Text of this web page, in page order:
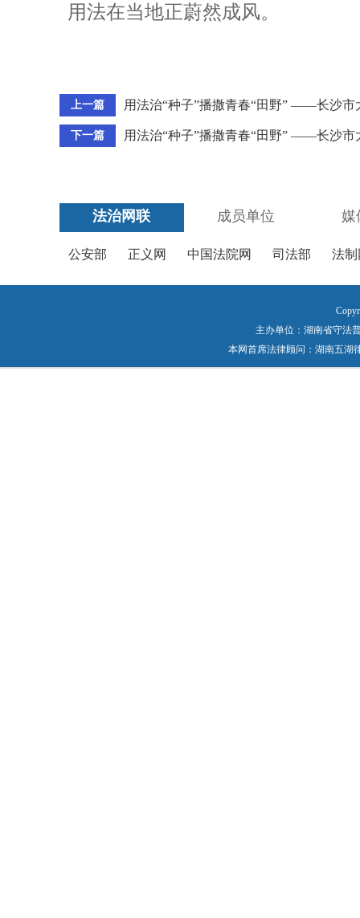
用法在当地正蔚然成风。
上一篇 用法治“种子”播撒青春“田野” ——长沙市
下一篇 用法治“种子”播撒青春“田野” ——长沙市
法治网联 成员单位 媒
公安部 正义网 中国法院网 司法部 法制
主办单位：湖南省守法
本网首席法律顾问：湖南五湖